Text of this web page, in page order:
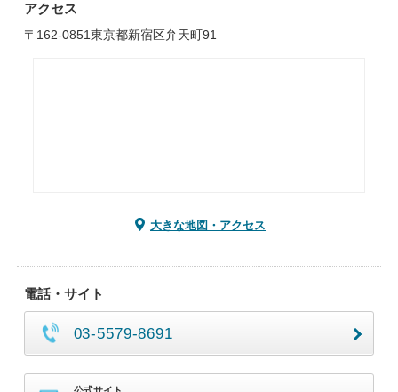
アクセス
〒162-0851東京都新宿区弁天町91
大きな地図・アクセス
電話・サイト
03-5579-8691